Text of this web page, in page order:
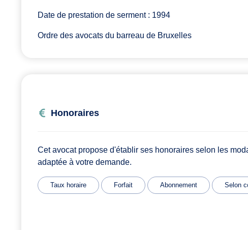
Date de prestation de serment : 1994
Ordre des avocats du barreau de Bruxelles
Honoraires
Cet avocat propose d'établir ses honoraires selon les
adaptée à votre demande.
Taux horaire Forfait Abonnement Selon